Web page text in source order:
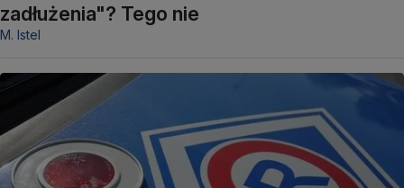
zadłużenia"? Tego nie
M. Istel